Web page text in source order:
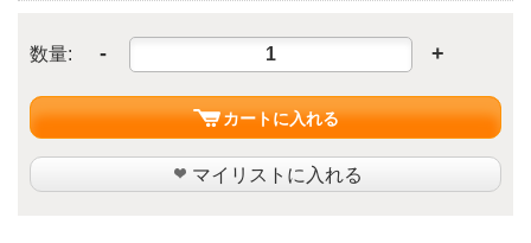
数量: - +
カートに入れる
マイリストに入れる